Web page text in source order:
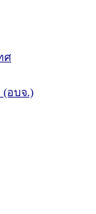
ศ
อบจ.)